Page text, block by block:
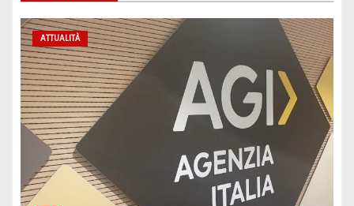
ATTUALITÀ